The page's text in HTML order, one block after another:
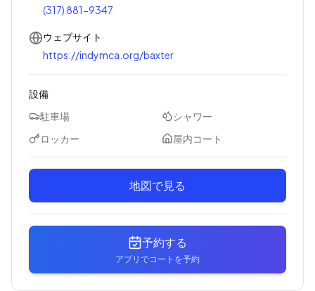
(317) 881-9347
ウェブサイト
https://indymca.org/baxter
設備
駐車場
シャワー
ロッカー
屋内コート
地図で見る
予約する
アプリでコートを予約